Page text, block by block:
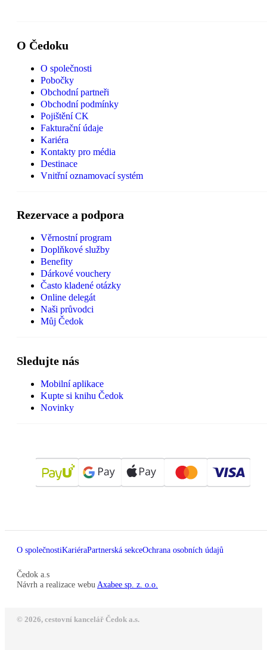
O Čedoku
O společnosti
Pobočky
Obchodní partneři
Obchodní podmínky
Pojištění CK
Fakturační údaje
Kariéra
Kontakty pro média
Destinace
Vnitřní oznamovací systém
Rezervace a podpora
Věrnostní program
Doplňkové služby
Benefity
Dárkové vouchery
Často kladené otázky
Online delegát
Naši průvodci
Můj Čedok
Sledujte nás
Mobilní aplikace
Kupte si knihu Čedok
Novinky
O společnostiKariéraPartnerská sekceOchrana osobních údajů
Čedok a.s
Návrh a realizace webu Axabee sp. z. o.o.
© 2026, cestovní kancelář Čedok a.s.